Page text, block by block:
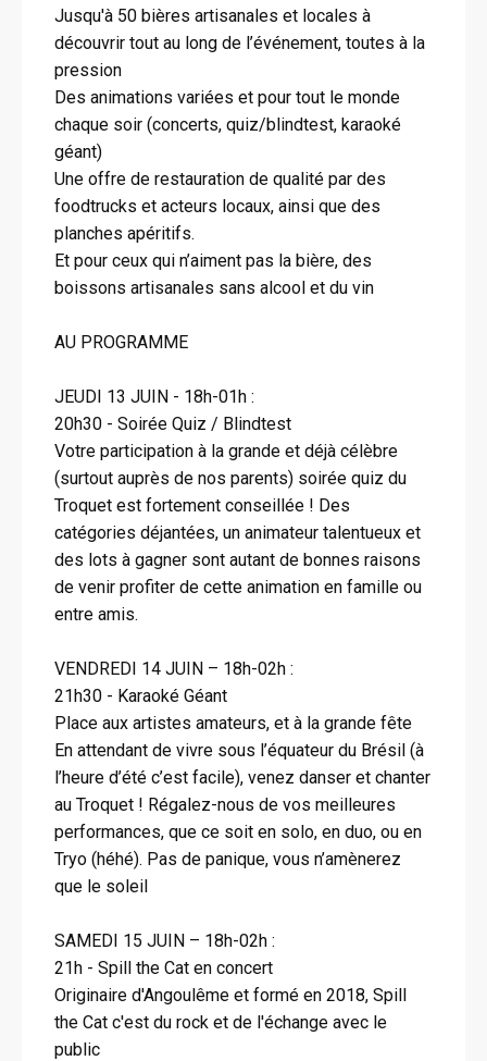
Jusqu'à 50 bières artisanales et locales à
découvrir tout au long de l’événement, toutes à la
pression
Des animations variées et pour tout le monde
chaque soir (concerts, quiz/blindtest, karaoké
géant)
Une offre de restauration de qualité par des
foodtrucks et acteurs locaux, ainsi que des
planches apéritifs.
Et pour ceux qui n’aiment pas la bière, des
boissons artisanales sans alcool et du vin
AU PROGRAMME
JEUDI 13 JUIN - 18h-01h :
20h30 - Soirée Quiz / Blindtest
Votre participation à la grande et déjà célèbre
(surtout auprès de nos parents) soirée quiz du
Troquet est fortement conseillée ! Des
catégories déjantées, un animateur talentueux et
des lots à gagner sont autant de bonnes raisons
de venir profiter de cette animation en famille ou
entre amis.
VENDREDI 14 JUIN – 18h-02h :
21h30 - Karaoké Géant
Place aux artistes amateurs, et à la grande fête
En attendant de vivre sous l’équateur du Brésil (à
l’heure d’été c’est facile), venez danser et chanter
au Troquet ! Régalez-nous de vos meilleures
performances, que ce soit en solo, en duo, ou en
Tryo (héhé). Pas de panique, vous n’amènerez
que le soleil
SAMEDI 15 JUIN – 18h-02h :
21h - Spill the Cat en concert
Originaire d'Angoulême et formé en 2018, Spill
the Cat c'est du rock et de l'échange avec le
public